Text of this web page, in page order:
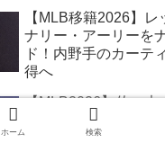
【MLB移籍2026】
ナリー・アーリーを
ド！内野手のカーテ
得へ
【MLB2026】佐々木
冴えてメッツ打線を
好投！大谷はマルチ
ホーム 検索